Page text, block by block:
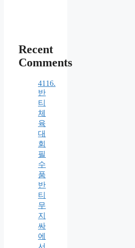
Recent
Comments
4116.
반
티
체
육
대
회
필
수
품
반
티
무
지
싸
에
서